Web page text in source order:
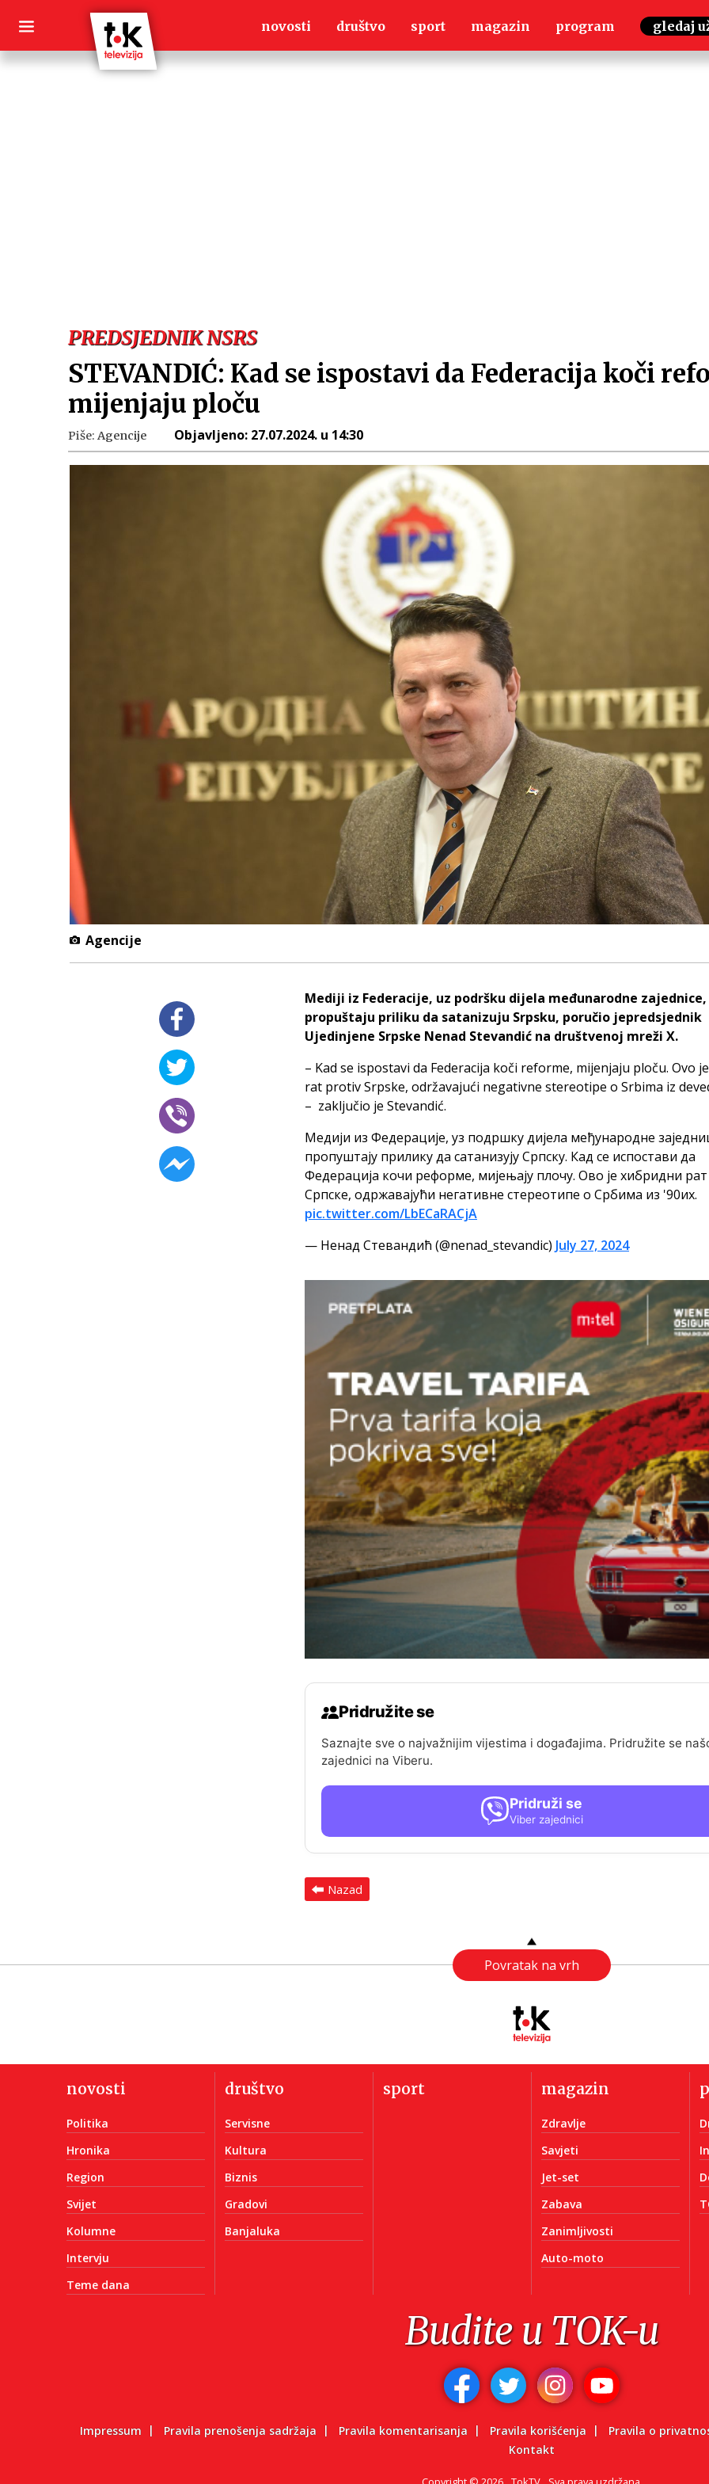
content
novosti društvo sport magazin program gledaj
PREDSJEDNIK NSRS
STEVANDIĆ: Kad se ispostavi da Federacija koči
mijenjaju ploču
Piše: Agencije Objavljeno: 27.07.2024. u 14:30
Agencije
Mediji iz Federacije, uz podršku dijela međunarodne zajednice,
propuštaju priliku da satanizuju Srpsku, poručio jepredsjednik
Ujedinjene Srpske Nenad Stevandić na društvenoj mreži X.
– Kad se ispostavi da Federacija koči reforme, mijenjaju ploču. Ovo
rat protiv Srpske, održavajući negativne stereotipe o Srbima iz
– zaključio je Stevandić.
Медији из Федерације, уз подршку дијела међународне
пропуштају прилику да сатанизују Српску. Кад се испостави да
Федерација кочи реформе, мијењају плочу. Ово је хибридни
Српске, одржавајући негативне стереотипе о Србима из '90их.
pic.twitter.com/LbECaRACjA
— Ненад Стевандић (@nenad_stevandic) July 27, 2024
Pridružite se
Saznajte sve o najvažnijim vijestima i događajima. Pridružite se
zajednici na Viberu.
Pridruži se
Viber zajednici
Nazad
Povratak na vrh
novosti
Politika
Hronika
Region
Svijet
Kolumne
Intervju
Teme dana
društvo
Servisne
Kultura
Biznis
Gradovi
Banjaluka
sport magazin
Zdravlje
Savjeti
Jet-set
Zabava
Zanimljivosti
Auto-moto
Budite u TOK-u
Impressum Pravila prenošenja sadržaja Pravila komentarisanja Pravila korišćenja
Pravila o
Kontakt